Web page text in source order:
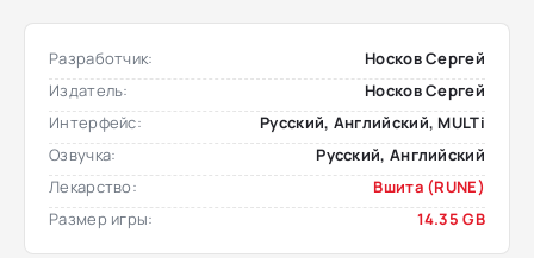
Разработчик:
Носков Сергей
Издатель:
Носков Сергей
Интерфейс:
Русский, Английский, MULTi
Озвучка:
Русский, Английский
Лекарство:
Вшита (RUNE)
Размер игры:
14.35 GB